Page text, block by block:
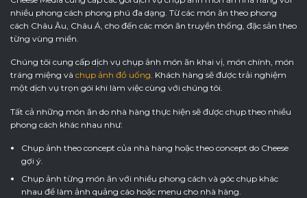
nhiều phong cách phong phú đa dạng. Từ các món ăn theo phong
cách Châu Âu, Châu Á, cho đến các món ăn truyền thống, đặc sản theo
từng vùng miền.
Chúng tôi cung cấp dịch vụ chụp ảnh món ăn khai vị, món chính, món
tráng miệng và chụp ảnh đồ uống. Khách hàng sẽ được trải nghiệm
một dịch vụ trọn gói khi làm việc cùng với chúng tôi.
Tất cả những món ăn do nhà hàng thực hiện sẽ được chụp theo nhiều
phong cách khác nhau như:
Chụp ảnh theo concept của nhà hàng hoặc theo concept do Cheese
gợi ý.
Chụp ảnh từng món ăn với nhiều phong cách và góc chụp khác
nhau để làm ảnh quảng cáo hoặc menu cho nhà hàng.